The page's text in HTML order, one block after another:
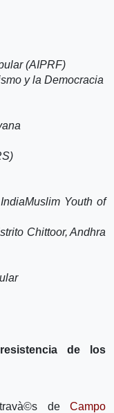
(AIPRF)
y la Democracia
Youth of
Chittoor, Andhra
de los
deCampo